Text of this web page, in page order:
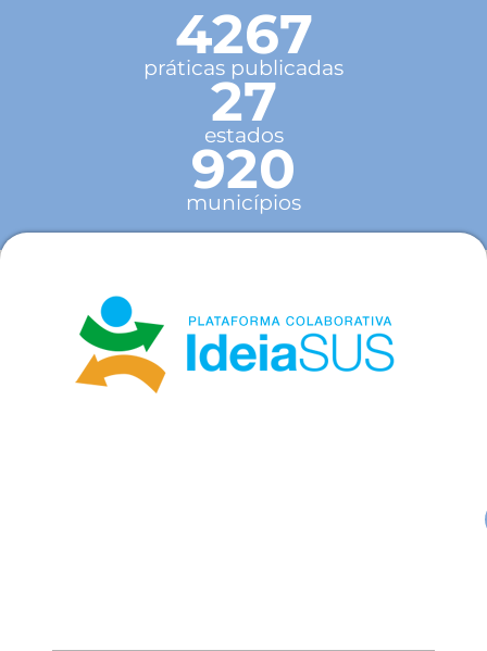
4267
práticas publicadas
27
estados
920
municípios